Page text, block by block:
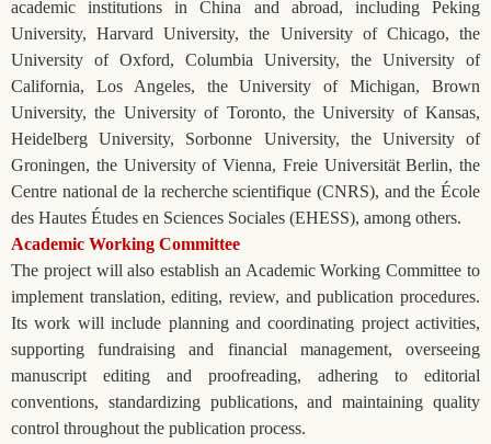
academic institutions in China and abroad, including Peking
University, Harvard University, the University of Chicago, the
University of Oxford, Columbia University, the University of
California, Los Angeles, the University of Michigan, Brown
University, the University of Toronto, the University of Kansas,
Heidelberg University, Sorbonne University, the University of
Groningen, the University of Vienna, Freie Universität Berlin, the
Centre national de la recherche scientifique (CNRS), and the École
des Hautes Études en Sciences Sociales (EHESS), among others.
Academic Working Committee
The project will also establish an Academic Working Committee to
implement translation, editing, review, and publication procedures.
Its work will include planning and coordinating project activities,
supporting fundraising and financial management, overseeing
manuscript editing and proofreading, adhering to editorial
conventions, standardizing publications, and maintaining quality
control throughout the publication process.